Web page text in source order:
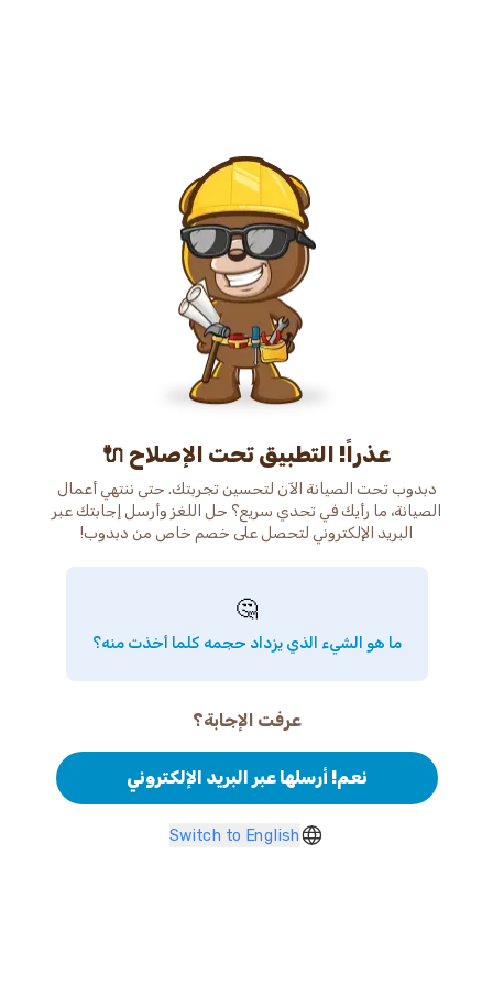
عذراً! التطبيق تحت الإصلاح 🔌
دبدوب تحت الصيانة الآن لتحسين تجربتك. حتى ننتهي أعمال
الصيانة، ما رأيك في تحدي سريع؟ حل اللغز وأرسل إجابتك عبر
البريد الإلكتروني لتحصل على خصم خاص من دبدوب!
🤔
ما هو الشيء الذي يزداد حجمه كلما أخذت منه؟
عرفت الإجابة؟
نعم! أرسلها عبر البريد الإلكتروني
Switch to English